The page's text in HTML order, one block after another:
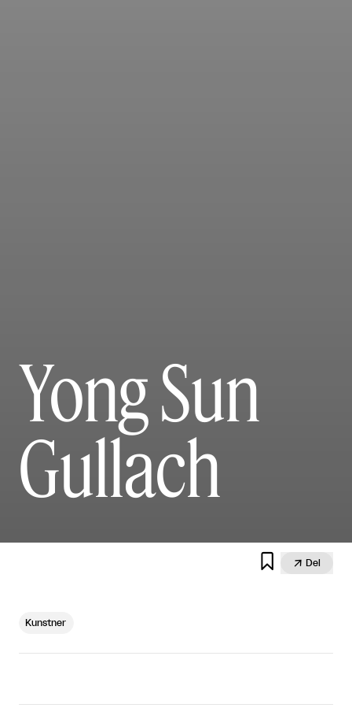
Yong Sun
Gullach
  Del
Kunstner